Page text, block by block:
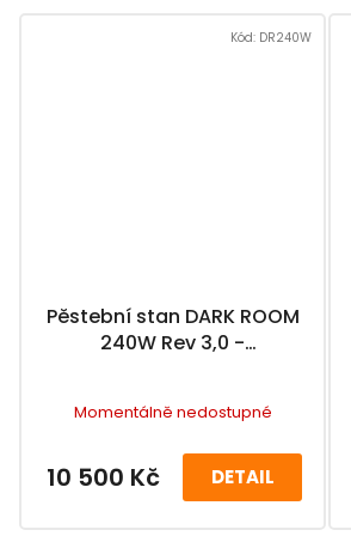
Pěstební stan DARK ROOM
240W Rev 3,0 -
Momentálně nedostupné
DETAIL
10 500 Kč
Kód: DR240W